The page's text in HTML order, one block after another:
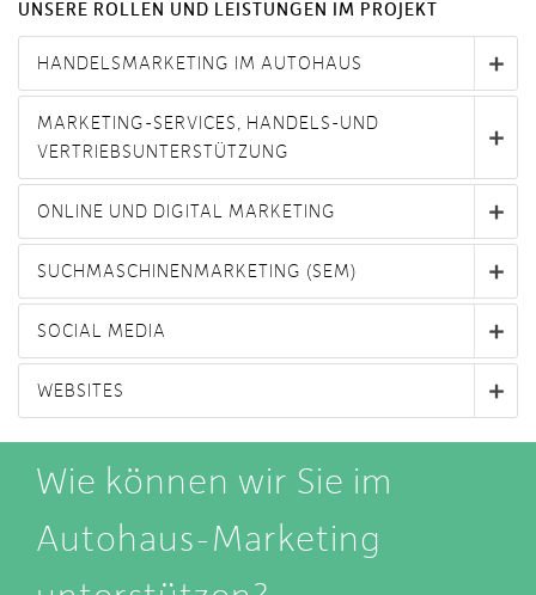
UNSERE ROLLEN UND LEISTUNGEN IM PROJEKT
HANDELSMARKETING IM AUTOHAUS
MARKETING-SERVICES, HANDELS-UND
VERTRIEBSUNTERSTÜTZUNG
ONLINE UND DIGITAL MARKETING
SUCHMASCHINENMARKETING (SEM)
SOCIAL MEDIA
WEBSITES
Wie können wir Sie im
Autohaus-Marketing